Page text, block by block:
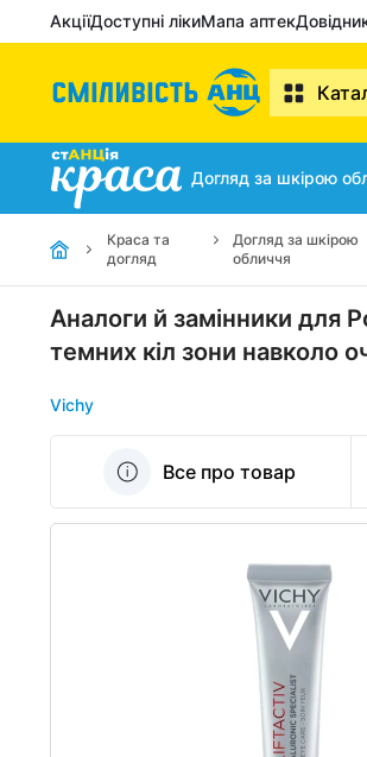
АкціїДоступні лікиМапа аптек
Догляд за шкірою
Краса та
догляд
Догляд за шкірою
обличчя
Аналоги й замінники для
темних кіл зони навколо
Vichy
Все про товар